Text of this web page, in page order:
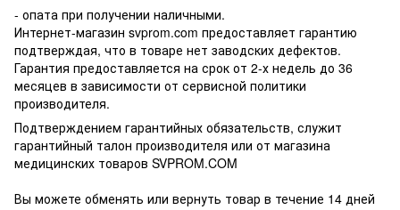
- опата при получении наличными.
Интернет-магазин svprom.com предоставляет гарантию
подтверждая, что в товаре нет заводских дефектов.
Гарантия предоставляется на срок от 2-х недель до 36
месяцев в зависимости от сервисной политики
производителя.
Подтверждением гарантийных обязательств, служит
гарантийный талон производителя или от магазина
медицинских товаров SVPROM.COM
Вы можете обменять или вернуть товар в течение 14 дней